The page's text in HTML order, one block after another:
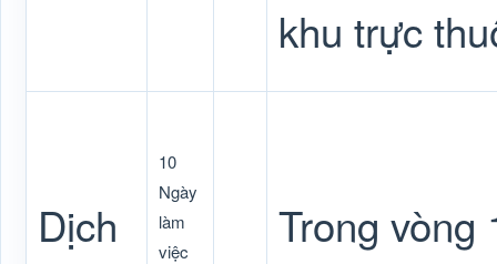
khu trực
Dịch
10
Ngày
làm
việc
Trong vòng